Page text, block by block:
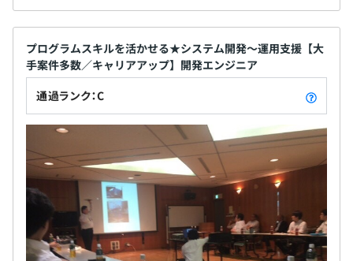
プログラムスキルを活かせる★システム開発〜運用支援【大
手案件多数／キャリアアップ】開発エンジニア
通過ランク：C